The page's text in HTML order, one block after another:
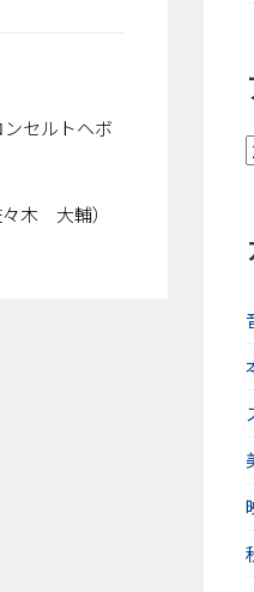
セルトヘボ
）